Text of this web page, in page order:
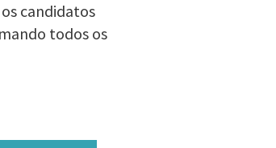
candidatos
todos os